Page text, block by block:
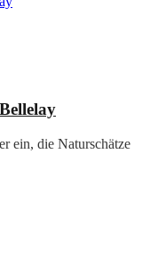
ein, die Naturschätze